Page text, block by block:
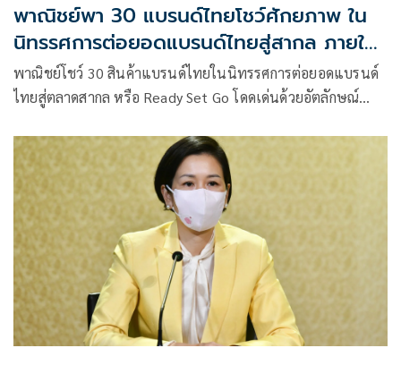
พาณิชย์พา 30 แบรนด์ไทยโชว์ศักยภาพ ใน
นิทรรศการต่อยอดแบรนด์ไทยสู่สากล ภายใต้
โครงการ Thai Brand Fest’ 22 บันทึกฉบับ
ร่างอัตโนมัติ
พาณิชย์โชว์ 30 สินค้าแบรนด์ไทยในนิทรรศการต่อยอดแบรนด์
ไทยสู่ตลาดสากล หรือ Ready Set Go โดดเด่นด้วยอัตลักษณ์